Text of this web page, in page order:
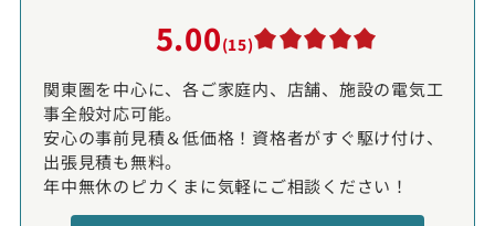
5.00(15)
関東圏を中心に、各ご家庭内、店舗、施設の電気工
事全般対応可能。
安心の事前見積＆低価格！資格者がすぐ駆け付け、
出張見積も無料。
年中無休のピカくまに気軽にご相談ください！